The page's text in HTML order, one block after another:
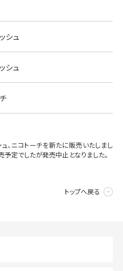
シュ
シュ
、ニコトーチを新たに販売いたしまし
予定でしたが発売中止となりました。
トップへ戻る